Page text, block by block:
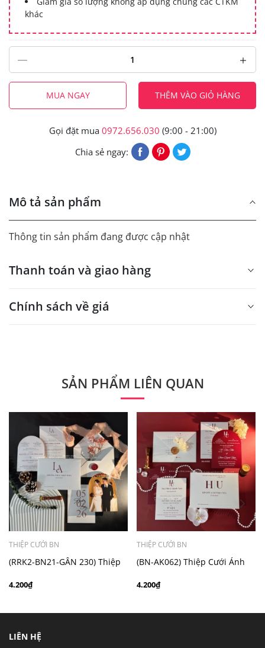
khác
MUA NGAY THÊM VÀO GIỎ HÀNG
Gọi đặt mua 0972.656.030 (9:00 - 21:00)
Chia sẻ ngay:
Mô tả sản phẩm
Thông tin sản phẩm đang được cập nhật
Thanh toán và giao hàng
Chính sách về giá
Quý khách vui lòng liên hệ để có thông tin chính xác.
- Mẫu dưới 3000 giá chưa bao gồm bản đồ, quý khách
có nhu cầu in bản đồ sẽ có mức phí 300 - 500 đồng 1
thiệp tuỳ chất liệu.
SẢN PHẨM LIÊN QUAN
THIỆP CƯỚI BN
(RRK2-BN21-GÂN 230) Thiệp
230g
4.200₫
THIỆP CƯỚI BN
(BN-AK062) Thiệp Cưới Ánh
4.200₫
LIÊN HỆ